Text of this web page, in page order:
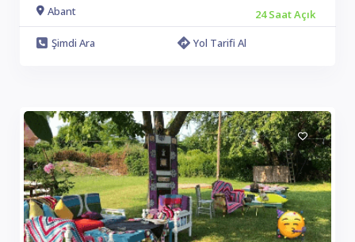
Abant
24 Saat Açık
Şimdi Ara
Yol Tarifi Al